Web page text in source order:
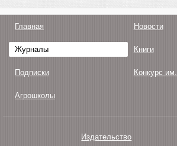
Главная Новости
Журналы Книги
Подписки Конкурс
Агрошколы
Издательство